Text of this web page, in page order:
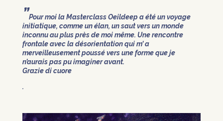
”Pour moi la Masterclass Oeildeep a été un voyage
initiatique, comme un élan, un saut vers un monde
inconnu au plus près de moi même. Une rencontre
frontale avec la désorientation qui m’ a
merveilleusement poussé vers une forme que je
n’aurais pas pu imaginer avant.
Grazie di cuore
.